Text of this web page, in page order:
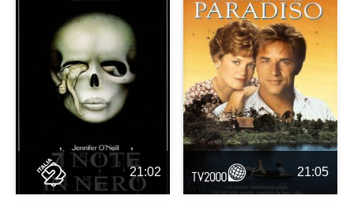
21:02 21:05